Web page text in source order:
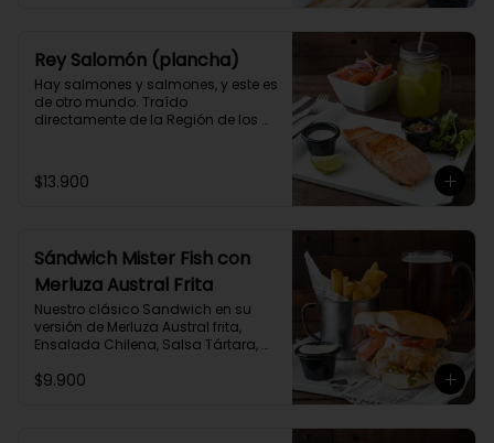
Rey Salomón (plancha)
Hay salmones y salmones, y este es
de otro mundo. Traído
directamente de la Región de los
elección.
$13.900
Sándwich Mister Fish con
Merluza Austral Frita
Nuestro clásico Sandwich en su
versión de Merluza Austral frita,
Ensalada Chilena, Salsa Tártara,
acompañado de Papas Fritas y
$9.900